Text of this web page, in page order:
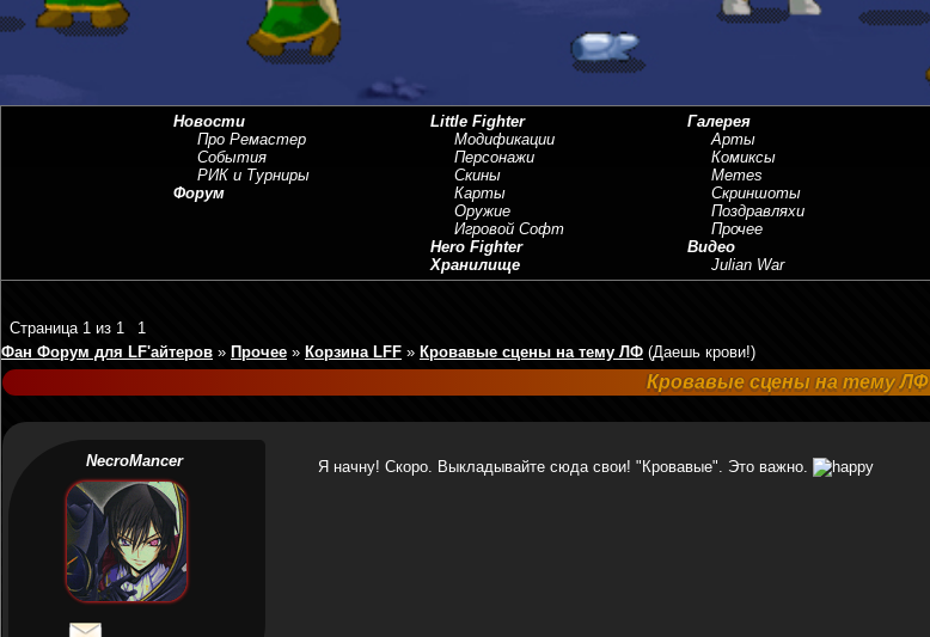
Новости
Про Ремастер
События
РИК и Турниры
Форум
Little Fighter
Модификации
Персонажи
Скины
Карты
Оружие
Игровой Софт
Hero Fighter
Хранилище
Галерея
Арты
Комиксы
Memes
Скриншоты
Поздравляхи
Прочее
Видео
Julian War
Страница 1 из 1 1
Фан Форум для LF'айтеров » Прочее » Корзина LFF » Кровавые сцены на тему ЛФ (Даешь крови!)
Кровавые сцены на тему ЛФ
NecroMancer
Я начну! Скоро. Выкладывайте сюда свои! "Кровавые". Это важно.